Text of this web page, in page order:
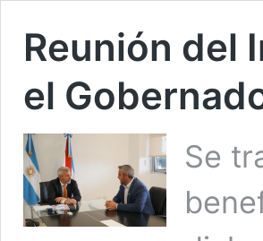
Reunión del
el
Se